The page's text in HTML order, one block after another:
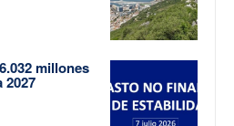
millones
2027